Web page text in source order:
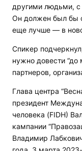
другими людьми, с
Он должен был бы
еще лучше — в
Спикер
нужно довести
партнеров,
Глава центра
президент
человека (FIDH)
кампании
Владимир